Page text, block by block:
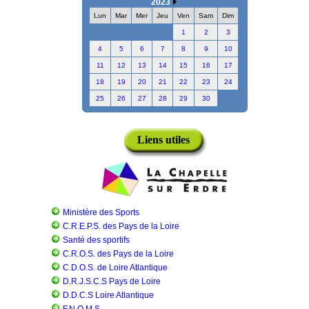
Lun Mar Mer Jeu Ven Sam Dim
1 2 3
4 5 6 7 8 9 10
11 12 13 14 15 16 17
18 19 20 21 22 23 24
25 26 27 28 29 30
Liens utiles
Ministère des Sports
C.R.E.P.S. des Pays de la Loire
Santé des sportifs
C.R.O.S. des Pays de la Loire
C.D.O.S. de Loire Atlantique
D.R.J.S.C.S Pays de Loire
D.D.C.S Loire Atlantique